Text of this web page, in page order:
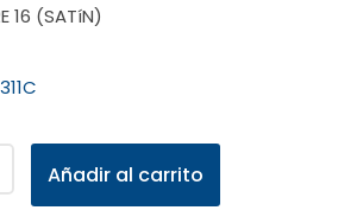
16 (SATíN)
Añadir al carrito